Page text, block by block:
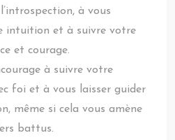
à vous
intuition et à suivre votre
et courage.
à suivre votre
foi et à vous laisser guider
même si cela vous amène
battus.